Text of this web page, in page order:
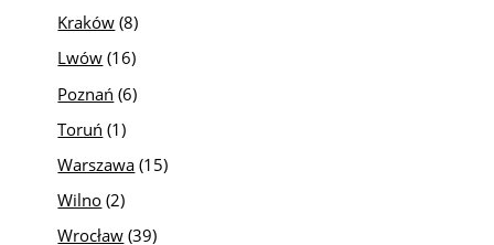
Kraków (8)
Lwów (16)
Poznań (6)
Toruń (1)
Warszawa (15)
Wilno (2)
Wrocław (39)